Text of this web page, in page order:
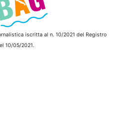
iscritta al n. 10/2021 del Registro
10/05/2021.